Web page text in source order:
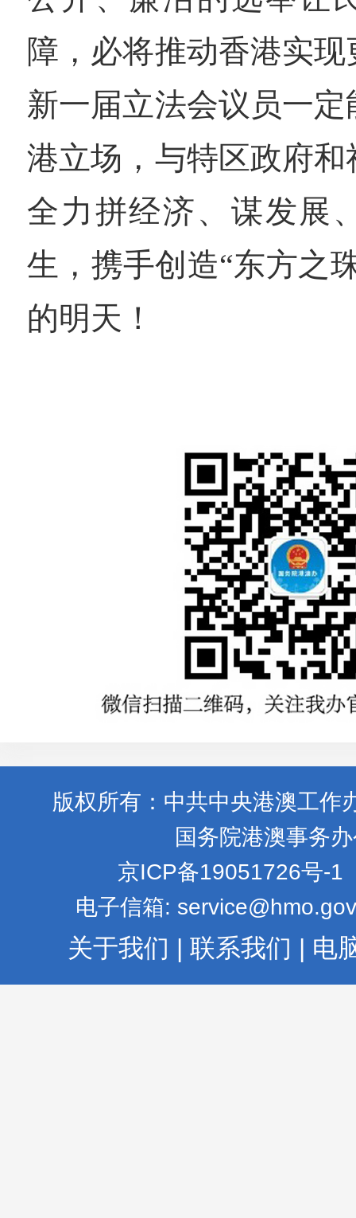
障，必将推动香港实
新一届立法会议员一
港立场，与特区政府
全力拼经济、谋发展
生，携手创造“东方之
的明天！
版权所有：中共中央港澳工作
国务院港澳事务
京ICP备19051726号-1
电子信箱:
关于我们 | 联系我们 | 电